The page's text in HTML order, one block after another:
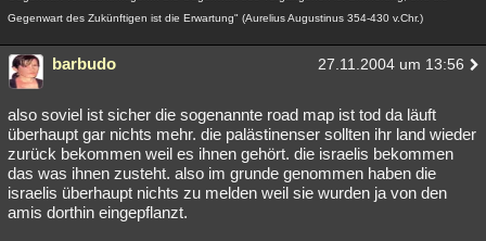
Gegenwart des Zukünftigen ist die Erwartung" (Aurelius Augustinus 354-430 v.Chr.)
barbudo 27.11.2004 um 13:56
also soviel ist sicher die sogenannte road map ist tod da läuft
überhaupt gar nichts mehr. die palästinenser sollten ihr land wieder
zurück bekommen weil es ihnen gehört. die israelis bekommen
das was ihnen zusteht. also im grunde genommen haben die
israelis überhaupt nichts zu melden weil sie wurden ja von den
amis dorthin eingepflanzt.